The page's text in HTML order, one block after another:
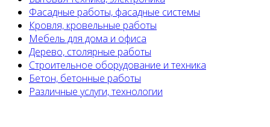
Фасадные работы, фасадные системы
Кровля, кровельные работы
Мебель для дома и офиса
Дерево, столярные работы
Строительное оборудование и техника
Бетон, бетонные работы
Различные услуги, технологии